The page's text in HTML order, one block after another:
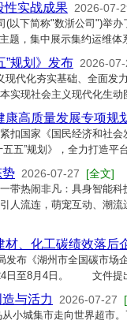
性实战成果 2026-07-
以下简称"数浙公司")举
题，集中展示集约运维
”规划》发布 2026-07-
现代化夯实基础、全面发
实现社会主义现代化生
高质量发展专项规
扣国家《国民经济和社
五”规划》，全力打造
势 2026-07-27 [全文]
带热闹非凡：具身智能
人流连，萌宠互动、潮
、化工碳绩效落后
布《湖州市全国碳市场
日至8月4日。 文件提
与活力 2026-07-27
从小城集市走向世界超市